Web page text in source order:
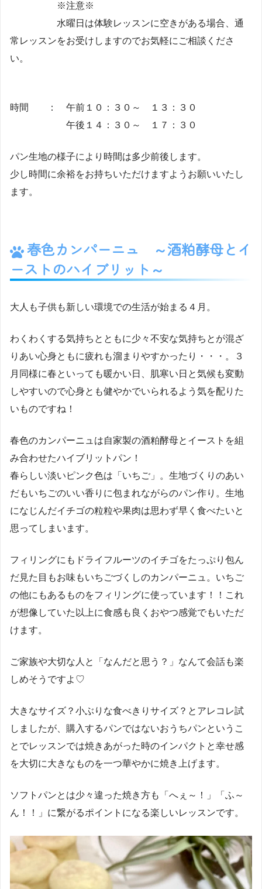
※注意※
水曜日は体験レッスンに空きがある場合、通
常レッスンをお受けしますのでお気軽にご相談くださ
い。
時間 ： 午前１０：３０～ １３：３０
午後１４：３０～ １７：３０
パン生地の様子により時間は多少前後します。
少し時間に余裕をお持ちいただけますようお願いいたし
ます。
春色カンパーニュ ～酒粕酵母とイ
ーストのハイブリット～
大人も子供も新しい環境での生活が始まる４月。
わくわくする気持ちとともに少々不安な気持ちとが混ざ
りあい心身ともに疲れも溜まりやすかったり・・・。３
月同様に春といっても暖かい日、肌寒い日と気候も変動
しやすいので心身とも健やかでいられるよう気を配りた
いものですね！
春色のカンパーニュは自家製の酒粕酵母とイーストを組
み合わせたハイブリットパン！
春らしい淡いピンク色は「いちご」。生地づくりのあい
だもいちごのいい香りに包まれながらのパン作り。生地
になじんだイチゴの粒粒や果肉は思わず早く食べたいと
思ってしまいます。
フィリングにもドライフルーツのイチゴをたっぷり包ん
だ見た目もお味もいちごづくしのカンパーニュ。いちご
の他にもあるものをフィリングに使っています！！これ
が想像していた以上に食感も良くおやつ感覚でもいただ
けます。
ご家族や大切な人と「なんだと思う？」なんて会話も楽
しめそうですよ♡
大きなサイズ？小ぶりな食べきりサイズ？とアレコレ試
しましたが、購入するパンではないおうちパンというこ
とでレッスンでは焼きあがった時のインパクトと幸せ感
を大切に大きなものを一つ華やかに焼き上げます。
ソフトパンとは少々違った焼き方も「へぇ～！」「ふ～
ん！！」に繋がるポイントになる楽しいレッスンです。